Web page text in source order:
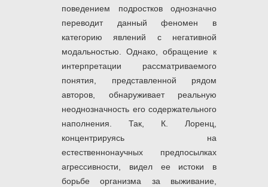
поведением подростков однозначно
переводит данный феномен в
категорию явлений с негативной
модальностью. Однако, обращение к
интерпретации рассматриваемого
понятия, представленной рядом
авторов, обнаруживает реальную
неоднозначность его содержательного
наполнения. Так, К. Лоренц,
концентрируясь на
естественнонаучных предпосылках
агрессивности, видел ее истоки в
борьбе организма за выживание,